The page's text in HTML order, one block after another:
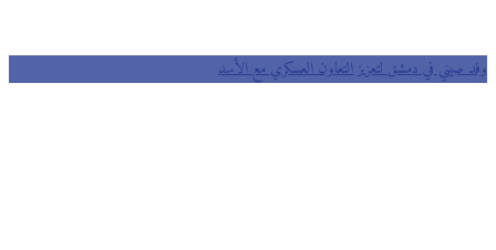
صيني في دمشق لتعزيز التعاون العسكري مع الأسد